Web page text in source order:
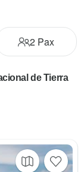
2 Pax
de Tierra